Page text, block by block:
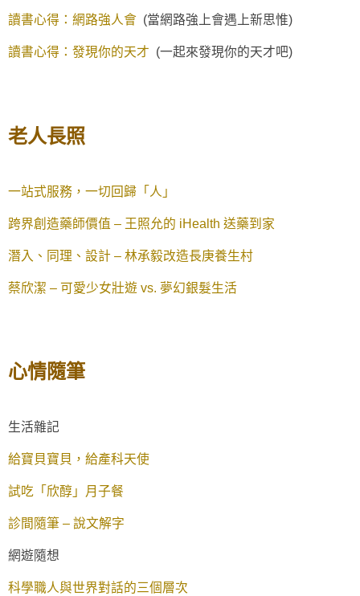
讀書心得：網路強人會 (當網路強上會遇上新思惟)
讀書心得：發現你的天才 (一起來發現你的天才吧)
老人長照
一站式服務，一切回歸「人」
跨界創造藥師價值 – 王照允的 iHealth 送藥到家
潛入、同理、設計 – 林承毅改造長庚養生村
蔡欣潔 – 可愛少女壯遊 vs. 夢幻銀髮生活
心情隨筆
生活雜記
給寶貝寶貝，給產科天使
試吃「欣醇」月子餐
診間隨筆 – 說文解字
網遊隨想
科學職人與世界對話的三個層次